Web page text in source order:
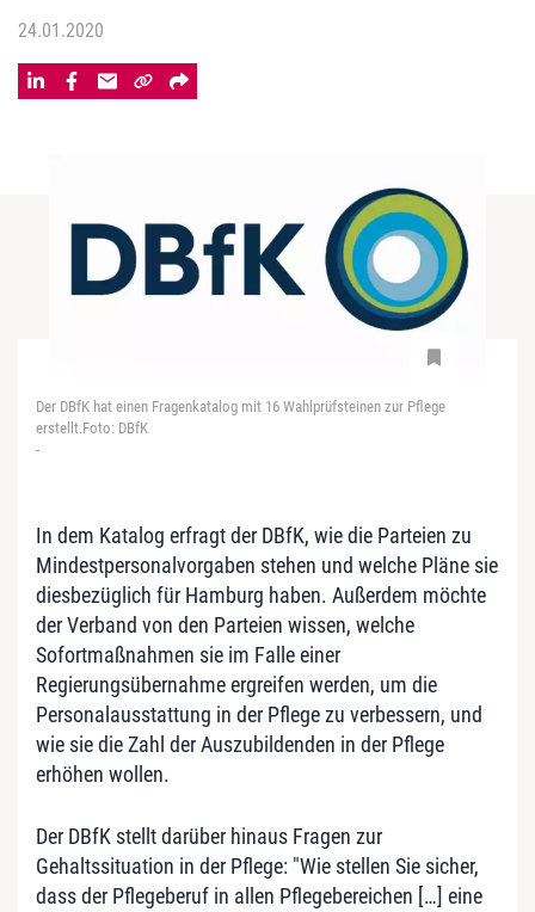
24.01.2020
Der DBfK hat einen Fragenkatalog mit 16 Wahlprüfsteinen zur Pflege
erstellt.Foto: DBfK
-
In dem Katalog erfragt der DBfK, wie die Parteien zu
Mindestpersonalvorgaben stehen und welche Pläne sie
diesbezüglich für Hamburg haben. Außerdem möchte
der Verband von den Parteien wissen, welche
Sofortmaßnahmen sie im Falle einer
Regierungsübernahme ergreifen werden, um die
Personalausstattung in der Pflege zu verbessern, und
wie sie die Zahl der Auszubildenden in der Pflege
erhöhen wollen.
Der DBfK stellt darüber hinaus Fragen zur
Gehaltssituation in der Pflege: "Wie stellen Sie sicher,
dass der Pflegeberuf in allen Pflegebereichen […] eine